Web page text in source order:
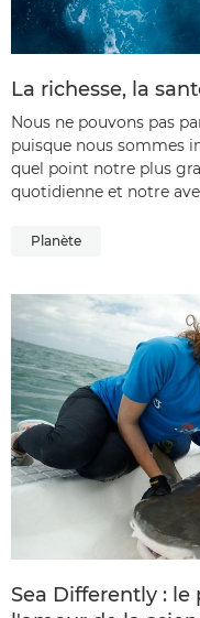
La richesse, la
Nous ne pouvons pas
puisque nous sommes
quel point notre plus
quotidienne et notre
Planète
Sea Differently : le